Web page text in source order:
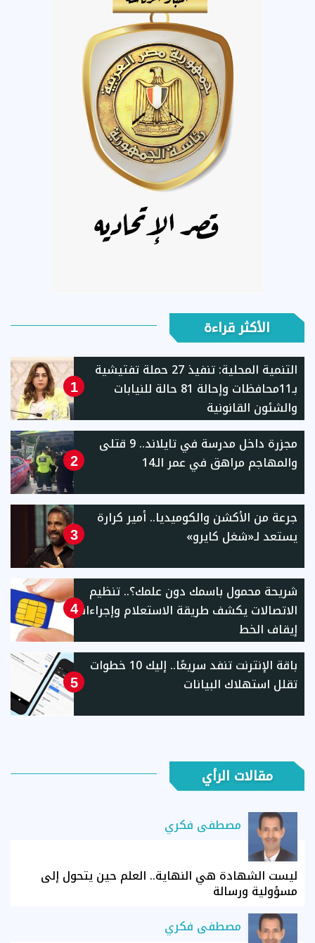
الأكثر قراءة
1
التنمية المحلية: تنفيذ 27 حملة تفتيشية
بـ11محافظات وإحالة 81 حالة للنيابات
والشئون القانونية
2
مجزرة داخل مدرسة في تايلاند.. 9 قتلى
والمهاجم مراهق في عمر الـ14
3
جرعة من الأكشن والكوميديا.. أمير كرارة
يستعد لـ«شغل كايرو»
4
شريحة محمول باسمك دون علمك؟.. تنظيم
الاتصالات يكشف طريقة الاستعلام وإجراءات
إيقاف الخط
5
باقة الإنترنت تنفد سريعًا.. إليك 10 خطوات
تقلل استهلاك البيانات
مقالات الرأي
مصطفى فكري
ليست الشهادة هي النهاية.. العلم حين يتحول إلى
مسؤولية ورسالة
مصطفى فكري